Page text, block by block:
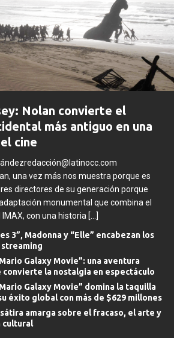
Nolan convierte el
más antiguo en una
cine
una vez más nos muestra porque es
directores de su generación porque
monumental que combina el
con una historia [...]
3”, Madonna y “Elle” encabezan los
Galaxy Movie”: una aventura
convierte la nostalgia en espectáculo
Galaxy Movie” domina la taquilla
éxito global con más de $629 millones
amarga sobre el fracaso, el arte y
cultural